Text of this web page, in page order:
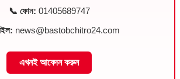
📞 ফোন: 01405689747
news@bastobchitro24.com
এখনই আবেদন করুন